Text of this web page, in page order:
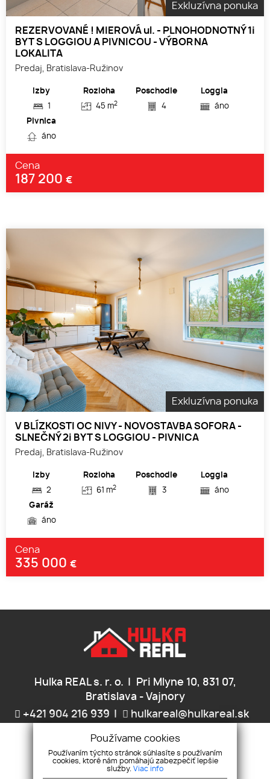
Exkluzívna ponuka
REZERVOVANÉ ! MIEROVÁ ul. - PLNOHODNOTNÝ 1i
BYT S LOGGIOU A PIVNICOU - VÝBORNA
LOKALITA
Predaj, Bratislava-Ružinov
Izby
1
Rozloha
45 m2
Poschodie
4
Loggia
áno
Pivnica
áno
Cena
187 200 €
Exkluzívna ponuka
V BLÍZKOSTI OC NIVY - NOVOSTAVBA SOFORA -
SLNEČNÝ 2i BYT S LOGGIOU - PIVNICA
Predaj, Bratislava-Ružinov
Izby
2
Rozloha
61 m2
Poschodie
3
Loggia
áno
Garáž
áno
Cena
335 000 €
Hulka REAL s. r. o.
Pri Mlyne 10, 831 07,
Bratislava - Vajnory
+421 904 216 939
hulkareal@hulkareal.sk
SLUŽBY MAKLÉRI KONTAKT
Používame cookies
Používaním týchto stránok súhlasíte s používaním
cookies, ktoré nám pomáhajú zabezpečiť lepšie
služby. Viac info